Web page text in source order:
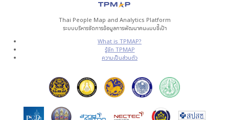
Thai People Map and Analytics Platform
ระบบบริหารจัดการข้อมูลการพัฒนาคนแบบชี้เป้า
What is TPMAP?
รู้จัก TPMAP
ความเป็นส่วนตัว